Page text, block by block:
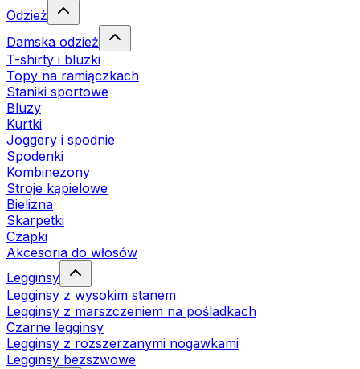
Odzież
Damska odzież
T-shirty i bluzki
Topy na ramiączkach
Staniki sportowe
Bluzy
Kurtki
Joggery i spodnie
Spodenki
Kombinezony
Stroje kąpielowe
Bielizna
Skarpetki
Czapki
Akcesoria do włosów
Legginsy
Legginsy z wysokim stanem
Legginsy z marszczeniem na pośladkach
Czarne legginsy
Legginsy z rozszerzanymi nogawkami
Legginsy bezszwowe